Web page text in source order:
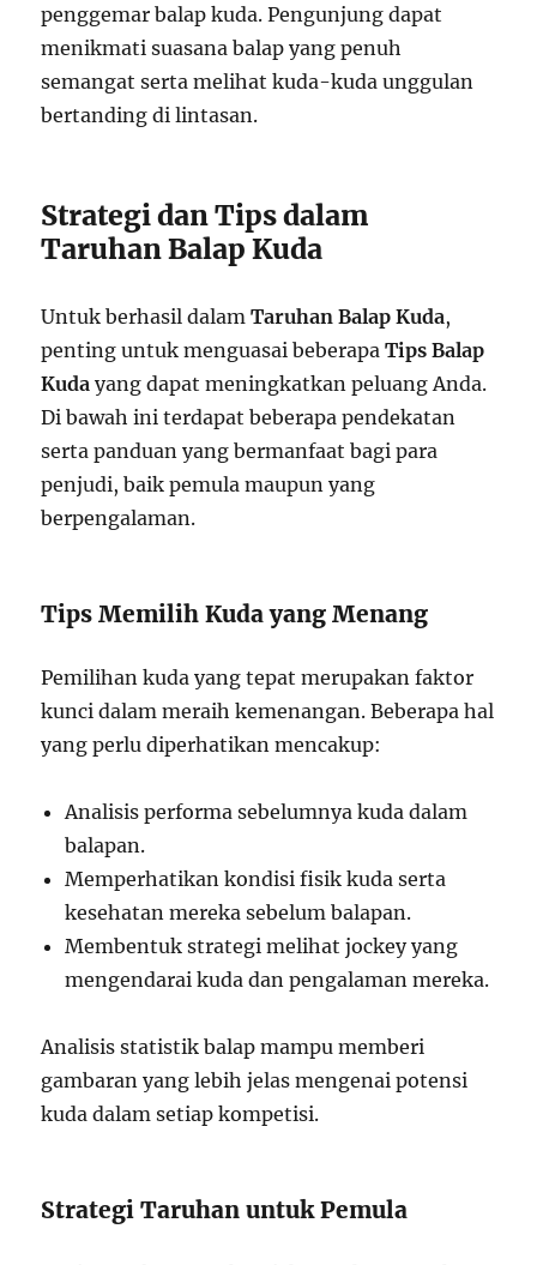
penggemar balap kuda. Pengunjung dapat
menikmati suasana balap yang penuh
semangat serta melihat kuda-kuda unggulan
bertanding di lintasan.
Strategi dan Tips dalam
Taruhan Balap Kuda
Untuk berhasil dalamTaruhan Balap Kuda,
penting untuk menguasai beberapaTips Balap
Kuda yang dapat meningkatkan peluang Anda.
Di bawah ini terdapat beberapa pendekatan
serta panduan yang bermanfaat bagi para
penjudi, baik pemula maupun yang
berpengalaman.
Tips Memilih Kuda yang Menang
Pemilihan kuda yang tepat merupakan faktor
kunci dalam meraih kemenangan. Beberapa hal
yang perlu diperhatikan mencakup:
Analisis performa sebelumnya kuda dalam
balapan.
Memperhatikan kondisi fisik kuda serta
kesehatan mereka sebelum balapan.
Membentuk strategi melihat jockey yang
mengendarai kuda dan pengalaman mereka.
Analisis statistik balap mampu memberi
gambaran yang lebih jelas mengenai potensi
kuda dalam setiap kompetisi.
Strategi Taruhan untuk Pemula